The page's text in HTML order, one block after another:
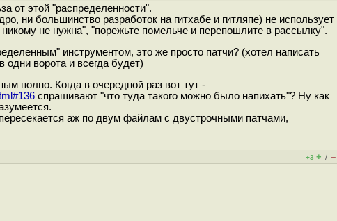
от этой "распределенности".
ни большинство разработок на гитхабе и гитляпе) не использует
не нужна", "порежьте помельче и перепошлите в рассылку".
инструментом, это же просто патчи? (хотел написать
одни ворота и всегда будет)
полно. Когда в очередной раз вот тут -
спрашивают "что туда такого можно было напихать"? Ну как
аж по двум файлам с двустрочными патчами,
+3 + / –